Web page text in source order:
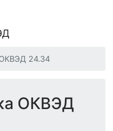
24.34
ОКВЭД